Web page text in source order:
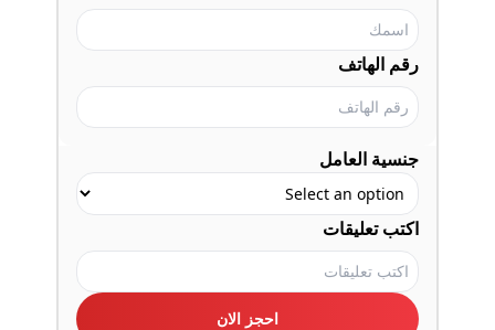
رقم الهاتف
جنسية العامل
اكتب تعليقات
احجز الان